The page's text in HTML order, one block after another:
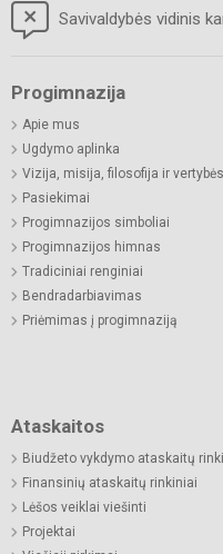
Savivaldybės vidinis
Progimnazija
Apie mus
Ugdymo aplinka
Vizija, misija, filosofija ir vertybės
Pasiekimai
Progimnazijos simboliai
Progimnazijos himnas
Tradiciniai renginiai
Bendradarbiavimas
Priėmimas į progimnaziją
Ataskaitos
Biudžeto vykdymo ataskaitų
Finansinių ataskaitų rinkiniai
Lėšos veiklai viešinti
Projektai